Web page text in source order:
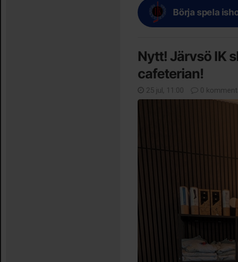
Börja spela
Nytt! Järvsö IK
cafeterian!
25 jul, 11:00 0